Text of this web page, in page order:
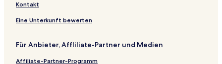
Kontakt
Eine Unterkunft bewerten
Für Anbieter, Affliliate-Partner und Medien
Affiliate-Partner-Programm